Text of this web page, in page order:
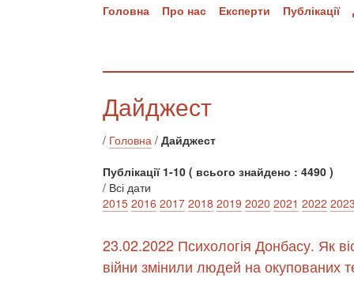
Головна Про нас Експерти Публікації
Дайджест
/ Головна / Дайджест
Публікації 1-10 ( всього знайдено : 4490 )
/ Всі дати
2015 2016 2017 2018 2019 2020 2021 2022
23.02.2022 Психологія Донбасу. Як
війни змінили людей на окупованих